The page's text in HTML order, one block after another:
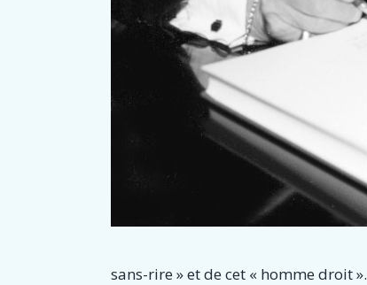
sans-rire » et de cet « homme droit ».